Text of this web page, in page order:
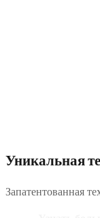
Уникальная
Запатентованная